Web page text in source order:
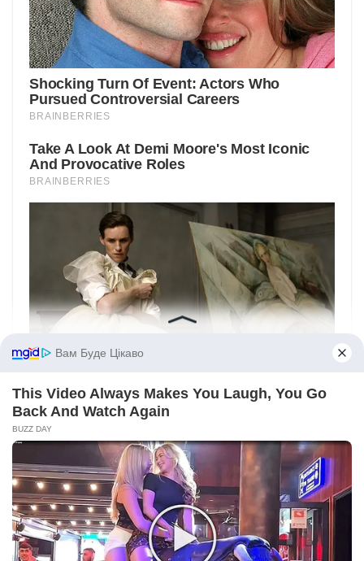
Вам Буде Цікаво
This Video Always Makes You Laugh, You Go
Back And Watch Again
BUZZ DAY